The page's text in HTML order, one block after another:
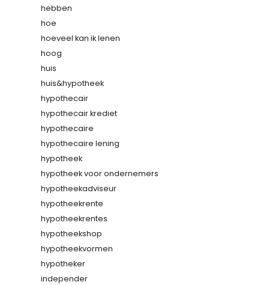
hebben
hoe
hoeveel kan ik lenen
hoog
huis
huis&hypotheek
hypothecair
hypothecair krediet
hypothecaire
hypothecaire lening
hypotheek
hypotheek voor ondernemers
hypotheekadviseur
hypotheekrente
hypotheekrentes
hypotheekshop
hypotheekvormen
hypotheker
independer